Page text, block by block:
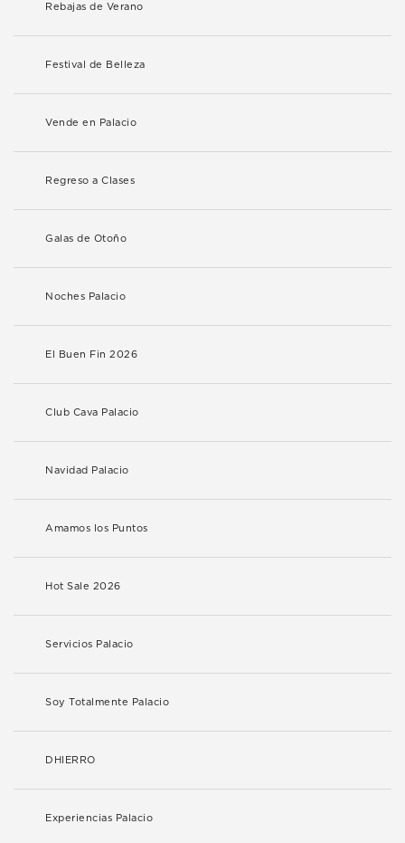
Rebajas de Verano
Festival de Belleza
Vende en Palacio
Regreso a Clases
Galas de Otoño
Noches Palacio
El Buen Fin 2026
Club Cava Palacio
Navidad Palacio
Amamos los Puntos
Hot Sale 2026
Servicios Palacio
Soy Totalmente Palacio
DHIERRO
Experiencias Palacio